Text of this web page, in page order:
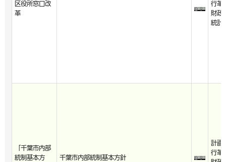
区役所窓口改
革
行革
財政
統計
「千葉市内部
統制基本方
千葉市内部統制基本方針
計画
行革